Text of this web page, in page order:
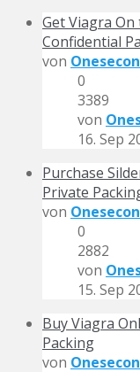
Get Viagra
Confidential
von
0
3389
von
16. Sep
Purchase
Private
von
0
2882
von
15. Sep
Buy Viagra
Packing
von